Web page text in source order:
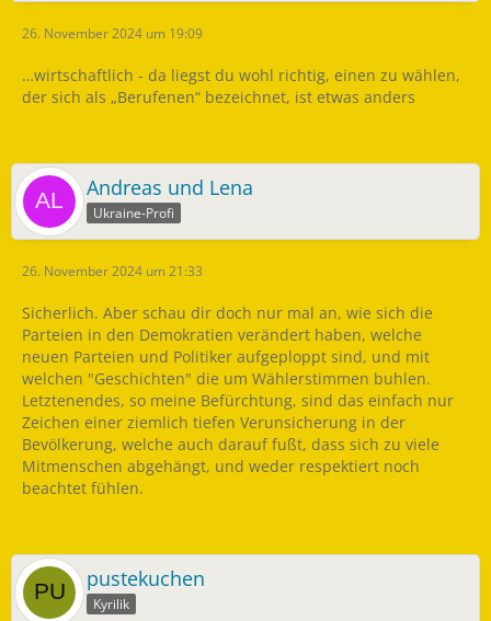
26. November 2024 um 19:09
…wirtschaftlich - da liegst du wohl richtig, einen zu wählen,
der sich als „Berufenen“ bezeichnet, ist etwas anders
Andreas und Lena
Ukraine-Profi
26. November 2024 um 21:33
Sicherlich. Aber schau dir doch nur mal an, wie sich die
Parteien in den Demokratien verändert haben, welche
neuen Parteien und Politiker aufgeploppt sind, und mit
welchen "Geschichten" die um Wählerstimmen buhlen.
Letztenendes, so meine Befürchtung, sind das einfach nur
Zeichen einer ziemlich tiefen Verunsicherung in der
Bevölkerung, welche auch darauf fußt, dass sich zu viele
Mitmenschen abgehängt, und weder respektiert noch
beachtet fühlen.
pustekuchen
Kyrilik